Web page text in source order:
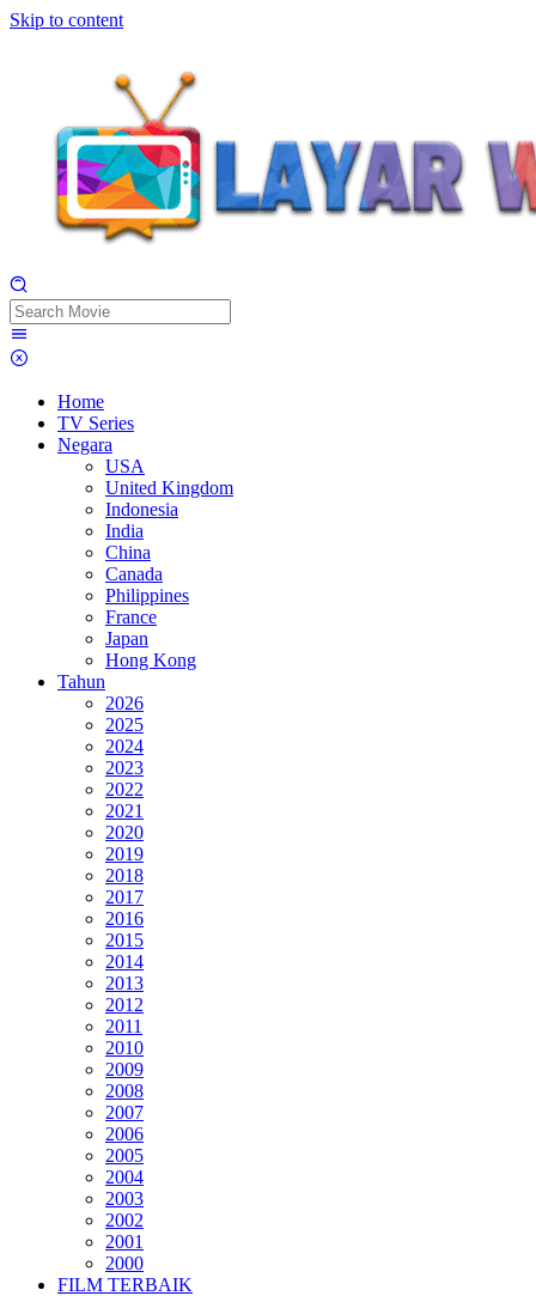
Skip to content
Home
TV Series
Negara
USA
United Kingdom
Indonesia
India
China
Canada
Philippines
France
Japan
Hong Kong
Tahun
2026
2025
2024
2023
2022
2021
2020
2019
2018
2017
2016
2015
2014
2013
2012
2011
2010
2009
2008
2007
2006
2005
2004
2003
2002
2001
2000
FILM TERBAIK